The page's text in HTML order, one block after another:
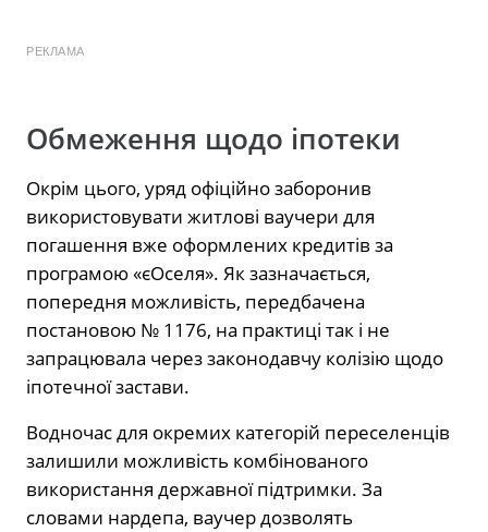
РЕКЛАМА
Обмеження щодо іпотеки
Окрім цього, уряд офіційно заборонив
використовувати житлові ваучери для
погашення вже оформлених кредитів за
програмою «єОселя». Як зазначається,
попередня можливість, передбачена
постановою № 1176, на практиці так і не
запрацювала через законодавчу колізію щодо
іпотечної застави.
Водночас для окремих категорій переселенців
залишили можливість комбінованого
використання державної підтримки. За
словами нардепа, ваучер дозволять